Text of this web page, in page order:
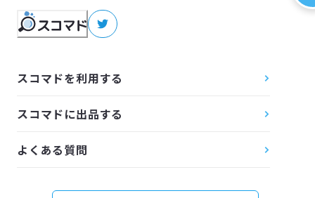
スコマドを利用する
スコマドに出品する
よくある質問